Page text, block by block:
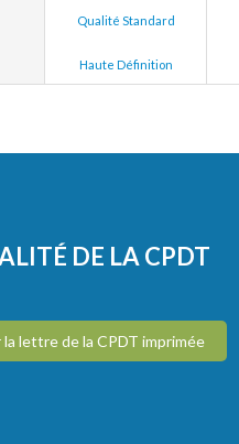
Qualité Standard
Haute Définition
DE LA CPDT
la lettre de la CPDT imprimée